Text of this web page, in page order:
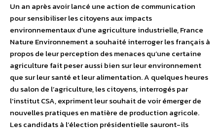
Un an après avoir lancé une action de communication
pour sensibiliser les citoyens aux impacts
environnementaux d’une agriculture industrielle, France
Nature Environnement a souhaité interroger les français à
propos de leur perception des menaces qu’une certaine
agriculture fait peser aussi bien sur leur environnement
que sur leur santé et leur alimentation. A quelques heures
du salon de l’agriculture, les citoyens, interrogés par
l’institut CSA, expriment leur souhait de voir émerger de
nouvelles pratiques en matière de production agricole.
Les candidats à l’élection présidentielle sauront-ils